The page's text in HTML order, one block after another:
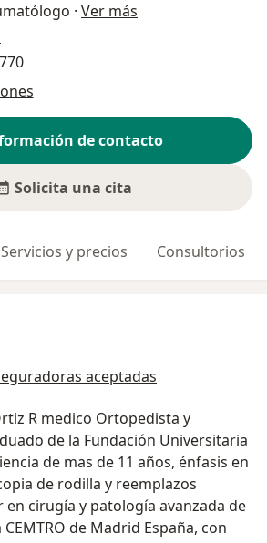
· Ver más
de contacto
Solicita una cita
Servicios y precios Consultorios
aceptadas
R medico Ortopedista y
de la Fundación Universitaria
de mas de 11 años, énfasis en
de rodilla y reemplazos
cirugía y patología avanzada de
de Madrid España, con